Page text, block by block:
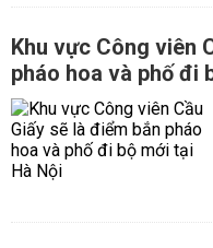
Khu vực Công viên
pháo hoa và phố đi